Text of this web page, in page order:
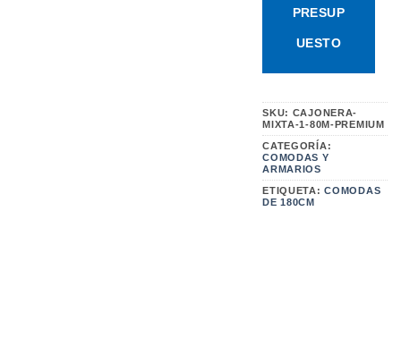
PRESUP
UESTO
SKU: CAJONERA-
MIXTA-1-80M-PREMIUM
CATEGORÍA:
COMODAS Y
ARMARIOS
ETIQUETA:COMODAS
DE 180CM